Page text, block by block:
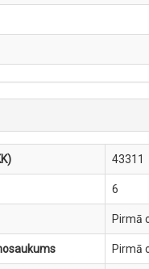
43311
6
Pirmā
Pirmā